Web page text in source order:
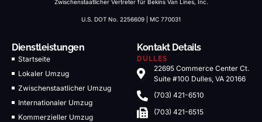
Zwischenstaatlicher Vertreter für Bekins Van Lines, Inc.
U.S. DOT No. 2256609 | MC 770031
Dienstleistungen
Startseite
Lokaler Umzug
Zwischenstaatlicher Umzug
Internationaler Umzug
Kommerzieller Umzug
Kontakt Details
DULLES
22695 Commerce Center Ct.
Suite #100 Dulles, VA 20166
(703) 421-6510
(703) 421-6515